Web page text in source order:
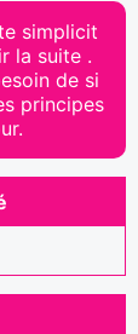
simplicit
la suite .
de si
principes